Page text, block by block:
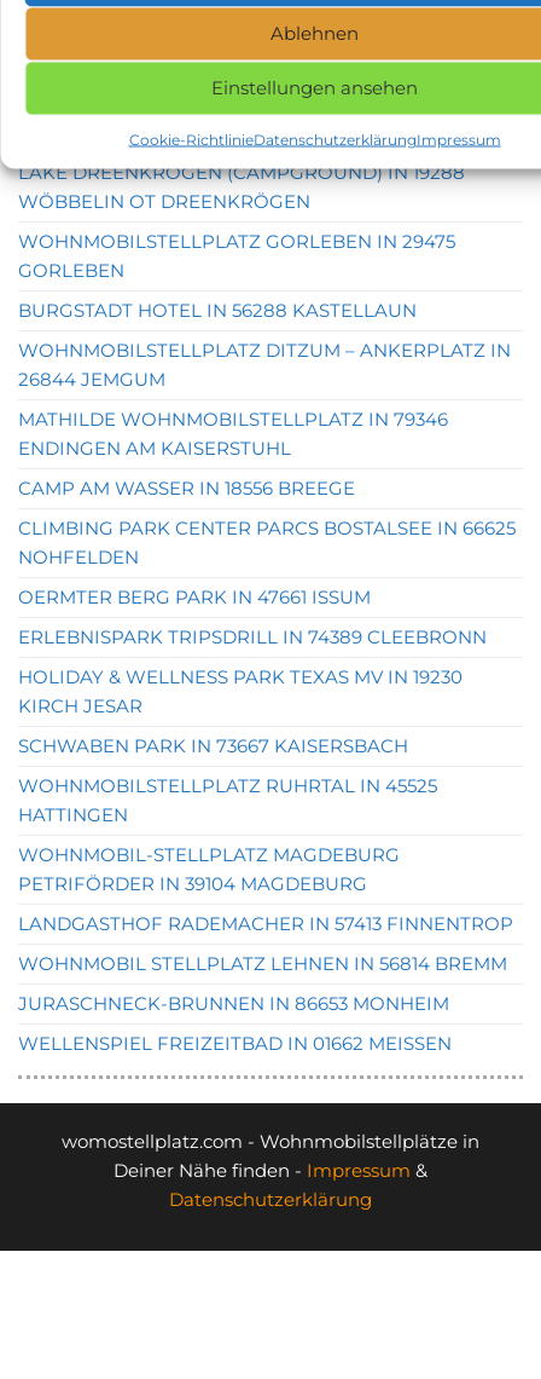
Ablehnen
Einstellungen ansehen
Cookie-RichtlinieDatenschutzerklärungImpressum
WOHNMOBILSTELLPLÄTZE
WOHNMOBILSTELLPLATZ ERFURT IN 99096 ERFURT
CASTLE & PARK OHRDRUF IN 99885 OHRDRUF
PENSION MÜRITZWIESE IN 17207 GOTTHUN
LAKE DREENKRÖGEN (CAMPGROUND) IN 19288
WÖBBELIN OT DREENKRÖGEN
WOHNMOBILSTELLPLATZ GORLEBEN IN 29475
GORLEBEN
BURGSTADT HOTEL IN 56288 KASTELLAUN
WOHNMOBILSTELLPLATZ DITZUM – ANKERPLATZ IN
26844 JEMGUM
MATHILDE WOHNMOBILSTELLPLATZ IN 79346
ENDINGEN AM KAISERSTUHL
CAMP AM WASSER IN 18556 BREEGE
CLIMBING PARK CENTER PARCS BOSTALSEE IN 66625
NOHFELDEN
OERMTER BERG PARK IN 47661 ISSUM
ERLEBNISPARK TRIPSDRILL IN 74389 CLEEBRONN
HOLIDAY & WELLNESS PARK TEXAS MV IN 19230
KIRCH JESAR
SCHWABEN PARK IN 73667 KAISERSBACH
WOHNMOBILSTELLPLATZ RUHRTAL IN 45525
HATTINGEN
WOHNMOBIL-STELLPLATZ MAGDEBURG
PETRIFÖRDER IN 39104 MAGDEBURG
LANDGASTHOF RADEMACHER IN 57413 FINNENTROP
WOHNMOBIL STELLPLATZ LEHNEN IN 56814 BREMM
JURASCHNECK-BRUNNEN IN 86653 MONHEIM
WELLENSPIEL FREIZEITBAD IN 01662 MEISSEN
womostellplatz.com - Wohnmobilstellplätze in
Deiner Nähe finden - Impressum &
Datenschutzerklärung